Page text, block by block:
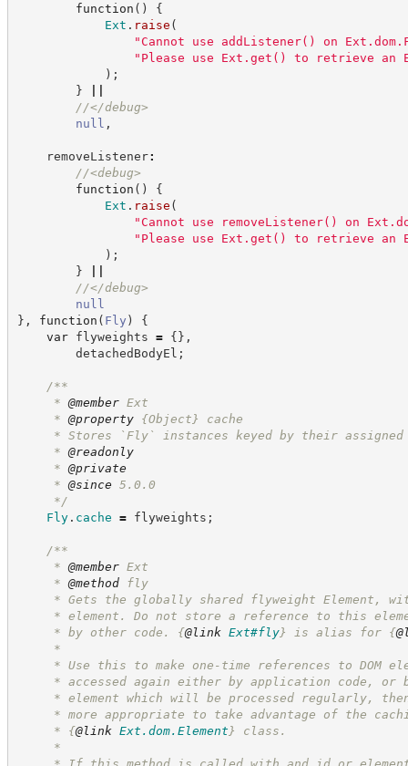
function ( )
{
Ext . raise (
"Cannot use addListener() on
" Please use Ext.get() to retrieve an
) ;
}
//</debug>
null ,
removeListener:
//<debug>
function ( )
{
Ext . raise (
"Cannot use removeListener() on
" Please use Ext.get() to retrieve an
) ;
}
//</debug>
null
} , function ( Fly )
{
var flyweights = {} ,
detachedBodyEl ;
/**
* @member Ext
* @property {Object}
cache
* Stores `Fly` instances keyed by their assigned
* @readonly
* @private
* @since 5.0.0
*/
Fly. cache = flyweights ;
/**
* @member Ext
* @method fly
* Gets the globally shared flyweight Element, with
* element. Do not store a reference to this
* by other code. {@link Ext#fly} is alias for {
*
* Use this to make one-time references to DOM
* accessed again either by application code, or
* element which will be processed regularly,
* more appropriate to take advantage of the
* {@link Ext.dom.Element } class.
*
* If this method is called with and id or element